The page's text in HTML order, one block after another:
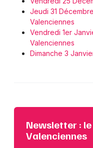
Jeudi 31
Valenciennes
Vendredi 1er
Valenciennes
Dimanche 3
Newsletter :
Valenciennes